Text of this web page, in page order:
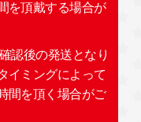
を頂戴する場合が
認後の発送となり
イミングによって
間を頂く場合がご